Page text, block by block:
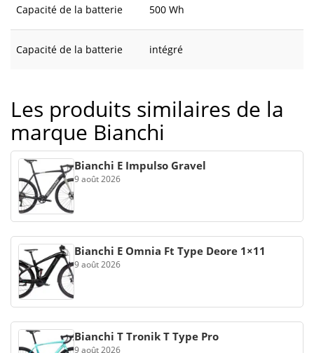
Capacité de la batterie 500 Wh
Capacité de la batterie intégré
Les produits similaires de la
marque Bianchi
Bianchi E Impulso Gravel
9 août 2026
Bianchi E Omnia Ft Type Deore 1×11
9 août 2026
Bianchi T Tronik T Type Pro
9 août 2026